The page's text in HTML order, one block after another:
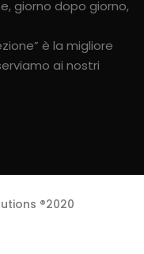
giorno dopo giorno,
è la migliore
ai nostri
®2020